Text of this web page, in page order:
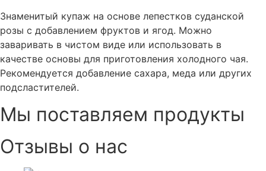
Знаменитый купаж на основе лепестков суданской
розы с добавлением фруктов и ягод. Можно
заваривать в чистом виде или использовать в
качестве основы для приготовления холодного чая.
Рекомендуется добавление сахара, меда или других
подсластителей.
Мы поставляем продукты
Отзывы о нас